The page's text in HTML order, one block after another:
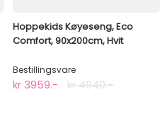
Hoppekids Køyeseng, Eco
Comfort, 90x200cm, Hvit
Bestillingsvare
kr 3959.- kr 4940.-